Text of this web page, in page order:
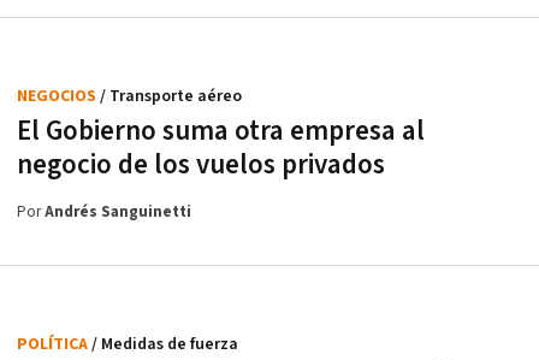
El Gobierno suma otra empresa al
negocio de los vuelos privados
NEGOCIOS / Transporte aéreo
PorAndrés Sanguinetti
POLÍTICA/ Medidas de fuerza